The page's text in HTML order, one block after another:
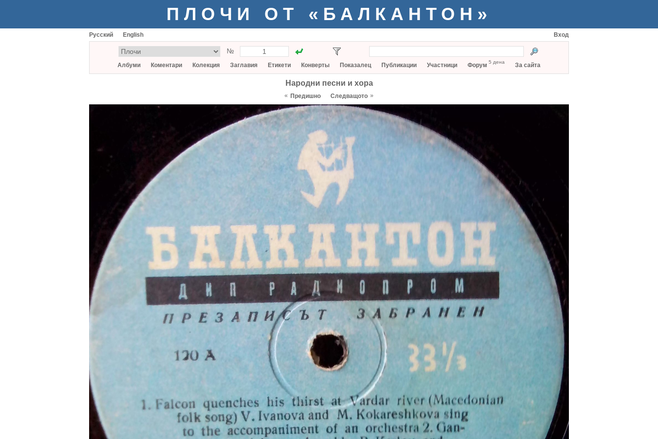
ПЛОЧИ ОТ «БАЛКАНТОН»
Русский English Вход
№
Албуми Коментари Колекция Заглавия Етикети Конверты Показалец Публикации Участници Форум 5 дена За сайта
Народни песни и хора
« Предишно Следващото »